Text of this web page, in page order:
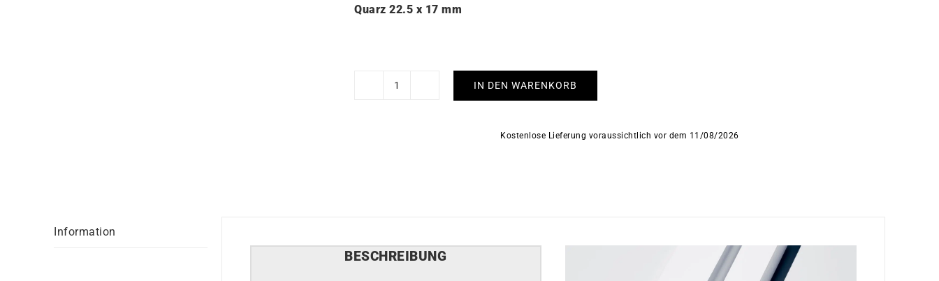
Quarz 22.5 x 17 mm
HERBELIN
IN DEN WARENKORB
Kostenlose Lieferung voraussichtlich vor dem 11/08/2026
Information
BESCHREIBUNG